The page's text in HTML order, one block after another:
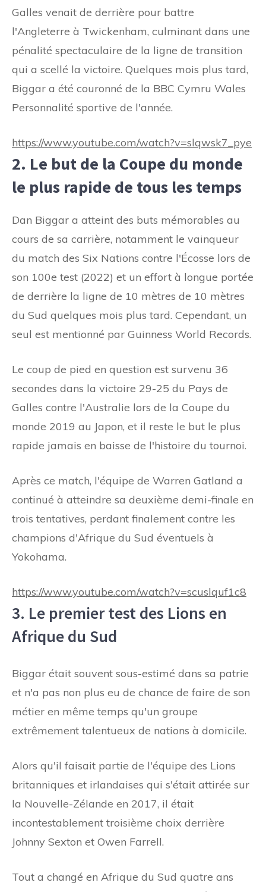
Galles venait de derrière pour battre
l'Angleterre à Twickenham, culminant dans une
pénalité spectaculaire de la ligne de transition
qui a scellé la victoire. Quelques mois plus tard,
Biggar a été couronné de la BBC Cymru Wales
Personnalité sportive de l'année.
https://www.youtube.com/watch?v=slqwsk7_pye
2. Le but de la Coupe du monde
le plus rapide de tous les temps
Dan Biggar a atteint des buts mémorables au
cours de sa carrière, notamment le vainqueur
du match des Six Nations contre l'Écosse lors de
son 100e test (2022) et un effort à longue portée
de derrière la ligne de 10 mètres de 10 mètres
du Sud quelques mois plus tard. Cependant, un
seul est mentionné par Guinness World Records.
Le coup de pied en question est survenu 36
secondes dans la victoire 29-25 du Pays de
Galles contre l'Australie lors de la Coupe du
monde 2019 au Japon, et il reste le but le plus
rapide jamais en baisse de l'histoire du tournoi.
Après ce match, l'équipe de Warren Gatland a
continué à atteindre sa deuxième demi-finale en
trois tentatives, perdant finalement contre les
champions d'Afrique du Sud éventuels à
Yokohama.
https://www.youtube.com/watch?v=scuslquf1c8
3. Le premier test des Lions en
Afrique du Sud
Biggar était souvent sous-estimé dans sa patrie
et n'a pas non plus eu de chance de faire de son
métier en même temps qu'un groupe
extrêmement talentueux de nations à domicile.
Alors qu'il faisait partie de l'équipe des Lions
britanniques et irlandaises qui s'était attirée sur
la Nouvelle-Zélande en 2017, il était
incontestablement troisième choix derrière
Johnny Sexton et Owen Farrell.
Tout a changé en Afrique du Sud quatre ans